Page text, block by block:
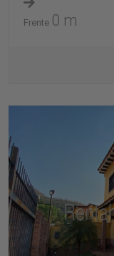
Frente 0 m